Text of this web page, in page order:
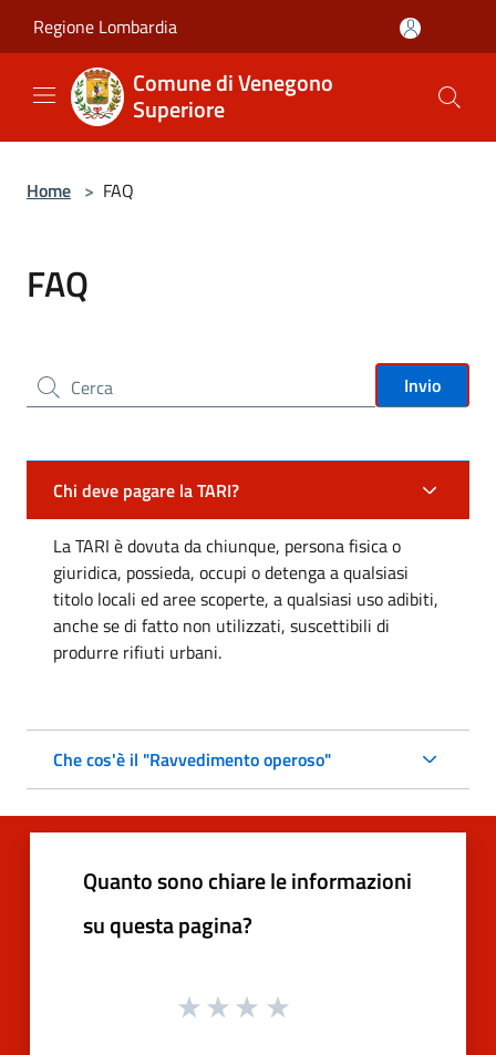
Regione Lombardia
Comune di Venegono
Superiore
Home > FAQ
FAQ
Cerca nel sito Invio
Chi deve pagare la TARI?
La TARI è dovuta da chiunque, persona fisica o
giuridica, possieda, occupi o detenga a qualsiasi
titolo locali ed aree scoperte, a qualsiasi uso adibiti,
anche se di fatto non utilizzati, suscettibili di
produrre rifiuti urbani.
Che cos'è il "Ravvedimento operoso"
Quanto sono chiare le informazioni
su questa pagina?